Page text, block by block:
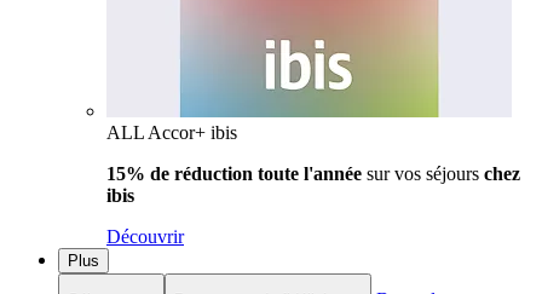
ALL Accor+ ibis
15% de réduction toute l'année sur vos séjours chez
ibis
Découvrir
Plus